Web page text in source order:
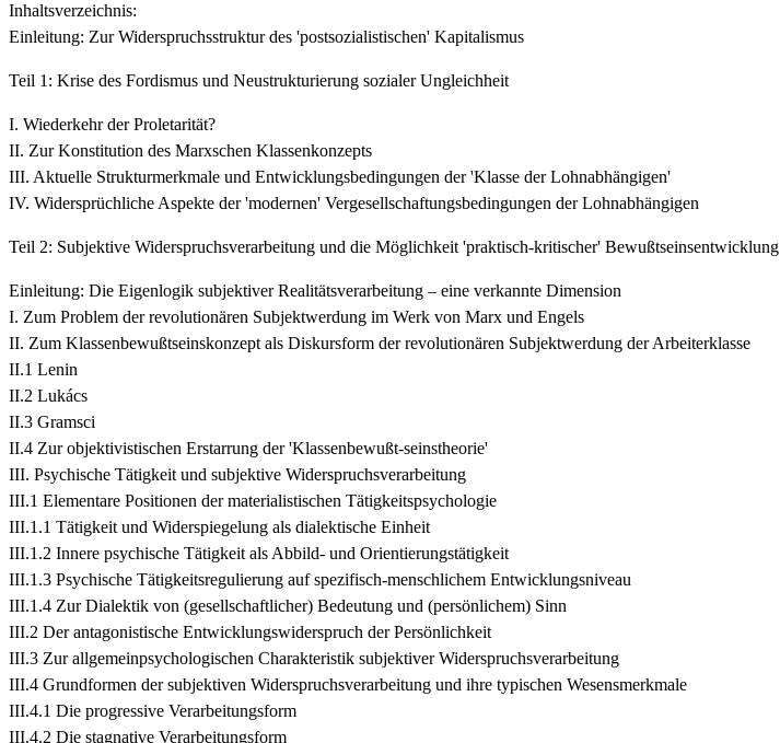
Inhaltsverzeichnis:
Einleitung: Zur Widerspruchsstruktur des 'postsozialistischen' Kapitalismus
Teil 1: Krise des Fordismus und Neustrukturierung sozialer Ungleichheit
I. Wiederkehr der Proletarität?
II. Zur Konstitution des Marxschen Klassenkonzepts
III. Aktuelle Strukturmerkmale und Entwicklungsbedingungen der 'Klasse der Lohnabhängigen'
IV. Widersprüchliche Aspekte der 'modernen' Vergesellschaftungsbedingungen der Lohnabhängigen
Teil 2: Subjektive Widerspruchsverarbeitung und die Möglichkeit 'praktisch-kritischer' Bewußtseinsentwicklung
Einleitung: Die Eigenlogik subjektiver Realitätsverarbeitung – eine verkannte Dimension
I. Zum Problem der revolutionären Subjektwerdung im Werk von Marx und Engels
II. Zum Klassenbewußtseinskonzept als Diskursform der revolutionären Subjektwerdung der Arbeiterklasse
II.1 Lenin
II.2 Lukács
II.3 Gramsci
II.4 Zur objektivistischen Erstarrung der 'Klassenbewußt-seinstheorie'
III. Psychische Tätigkeit und subjektive Widerspruchsverarbeitung
III.1 Elementare Positionen der materialistischen Tätigkeitspsychologie
III.1.1 Tätigkeit und Widerspiegelung als dialektische Einheit
III.1.2 Innere psychische Tätigkeit als Abbild- und Orientierungstätigkeit
III.1.3 Psychische Tätigkeitsregulierung auf spezifisch-menschlichem Entwicklungsniveau
III.1.4 Zur Dialektik von (gesellschaftlicher) Bedeutung und (persönlichem) Sinn
III.2 Der antagonistische Entwicklungswiderspruch der Persönlichkeit
III.3 Zur allgemeinpsychologischen Charakteristik subjektiver Widerspruchsverarbeitung
III.4 Grundformen der subjektiven Widerspruchsverarbeitung und ihre typischen Wesensmerkmale
III.4.1 Die progressive Verarbeitungsform
III.4.2 Die stagnative Verarbeitungsform